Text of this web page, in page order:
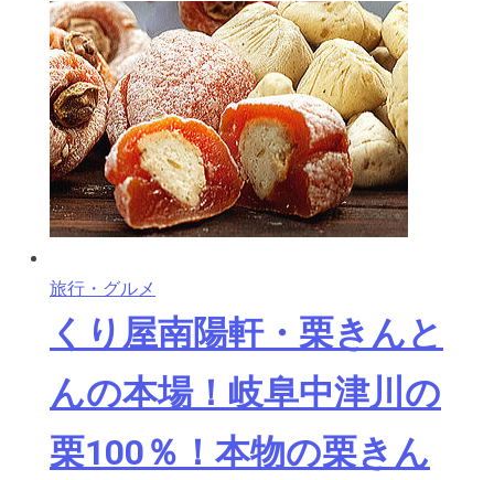
旅行・グルメ
くり屋南陽軒・栗きんと
んの本場！岐阜中津川の
栗100％！本物の栗きん